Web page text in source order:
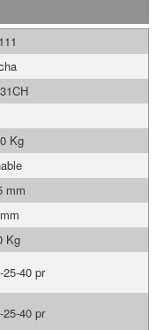
Kg
mm
Kg
25-40 pr
25-40 pr